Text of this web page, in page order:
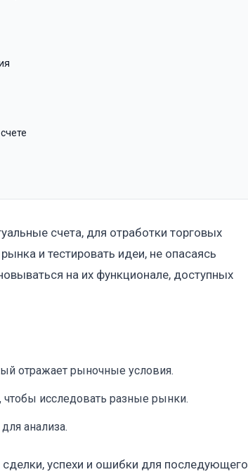
счета, для отработки торговых
и тестировать идеи, не опасаясь
на их функционале, доступных
отражает рыночные условия.
исследовать разные рынки.
анализа.
сделки, успехи и ошибки для последующего